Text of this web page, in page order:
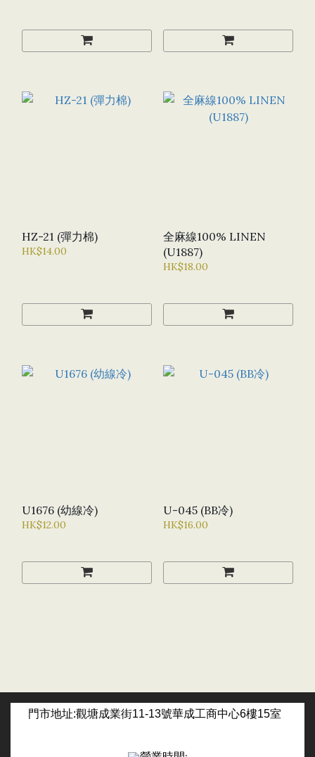
HZ-21 (彈力棉)
HK$14.00
全麻線100% LINEN
(U1887)
HK$18.00
U1676 (幼線冷)
HK$12.00
U-045 (BB冷)
HK$16.00
門市地址:觀塘成業街11-13號華成工商中心6樓15室